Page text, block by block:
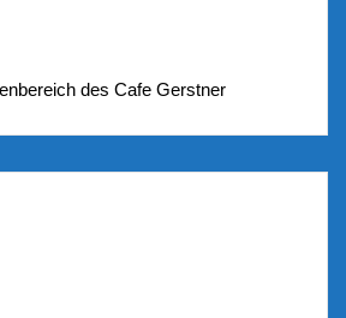
des Cafe Gerstner